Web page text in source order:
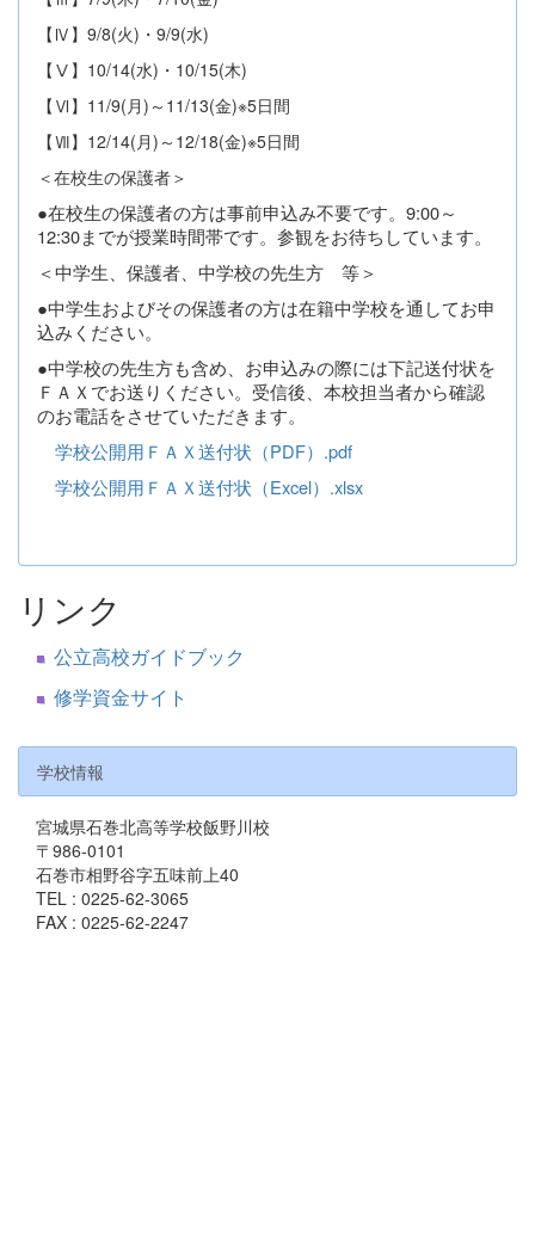
【Ⅳ】9/8(火)・9/9(水)
【Ⅴ】10/14(水)・10/15(木)
【Ⅵ】11/9(月)～11/13(金)※5日間
【Ⅶ】12/14(月)～12/18(金)※5日間
＜在校生の保護者＞
●在校生の保護者の方は事前申込み不要です。 9:00～
12:30までが授業時間帯です。参観をお待ちしています。
＜中学生、保護者、中学校の先生方 等＞
●中学生およびその保護者の方は在籍中学校を通してお申
込みください。
●中学校の先生方も含め、お申込みの際には下記送付状を
ＦＡＸでお送りください。受信後、本校担当者から確認
のお電話をさせていただきます。
学校公開用ＦＡＸ送付状（PDF）.pdf
学校公開用ＦＡＸ送付状（Excel）.xlsx
リンク
公立高校ガイドブック
修学資金サイト
学校情報
宮城県石巻北高等学校飯野川校
〒986-0101
石巻市相野谷字五味前上40
TEL : 0225-62-3065
FAX : 0225-62-2247